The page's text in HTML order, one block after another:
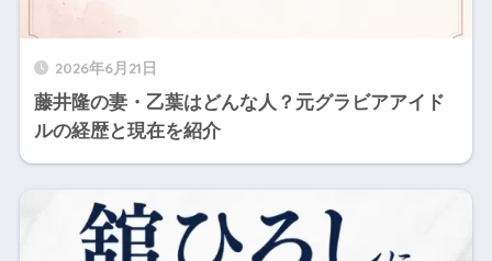
2026年6月21日
藤井隆の妻・乙葉はどんな人？元グラビアアイド
ルの経歴と現在を紹介